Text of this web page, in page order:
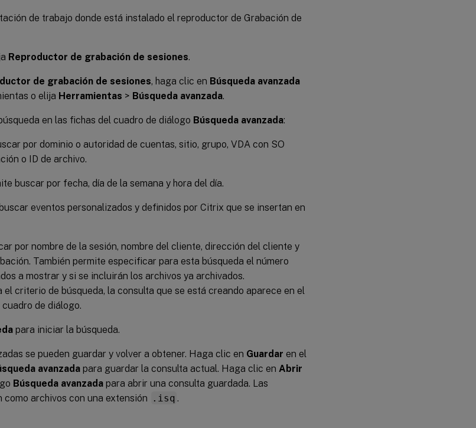
de trabajo donde está instalado el reproductor de Grabación de
Reproductor de grabación de sesiones.
de grabación de sesiones, haga clic en Búsqueda avanzada
o elija Herramientas > Búsqueda avanzada.
en las fichas del cuadro de diálogo Búsqueda avanzada:
por dominio o autoridad de cuentas, sitio, grupo, VDA con SO
o ID de archivo.
buscar por fecha, día de la semana y hora del día.
eventos personalizados y definidos por Citrix que se insertan en
por nombre de la sesión, nombre del cliente, dirección del cliente y
También permite especificar para esta búsqueda el número
a mostrar y si se incluirán los archivos ya archivados.
el criterio de búsqueda, la consulta que se está creando aparece en el
de diálogo.
para iniciar la búsqueda.
se pueden guardar y volver a obtener. Haga clic en Guardar en el
avanzada para guardar la consulta actual. Haga clic en Abrir
Búsqueda avanzada para abrir una consulta guardada. Las
como archivos con una extensión
.isq .